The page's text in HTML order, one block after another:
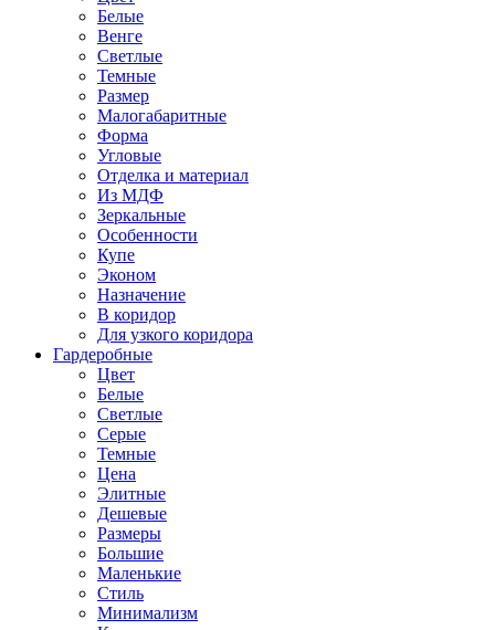
Белые
Венге
Светлые
Темные
Размер
Малогабаритные
Форма
Угловые
Отделка и материал
Из МДФ
Зеркальные
Особенности
Купе
Эконом
Назначение
В коридор
Для узкого коридора
Гардеробные
Цвет
Белые
Светлые
Серые
Темные
Цена
Элитные
Дешевые
Размеры
Большие
Маленькие
Стиль
Минимализм